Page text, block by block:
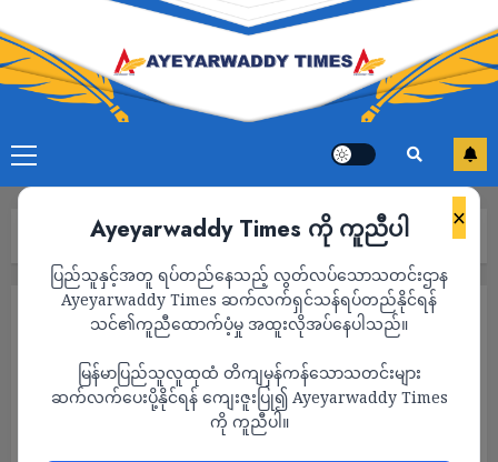
×
Ayeyarwaddy Times ကို ကူညီပါ
ပြည်သူနှင့်အတူ ရပ်တည်နေသည့် လွတ်လပ်သောသတင်းဌာန
Ayeyarwaddy Times ဆက်လက်ရှင်သန်ရပ်တည်နိုင်ရန်
သင်၏ကူညီထောက်ပံ့မှု အထူးလိုအပ်နေပါသည်။
မြန်မာပြည်သူလူထုထံ တိကျမှန်ကန်သောသတင်းများ
ဆက်လက်ပေးပို့နိုင်ရန် ကျေးဇူးပြု၍ Ayeyarwaddy Times
ကို ကူညီပါ။
သတင်း Page 1,643
သတင်း